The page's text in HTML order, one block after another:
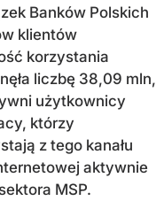
Banków Polskich
klientów
korzystania
liczbę 38,09 mln,
użytkownicy
którzy
z tego kanału
aktywnie
MSP.